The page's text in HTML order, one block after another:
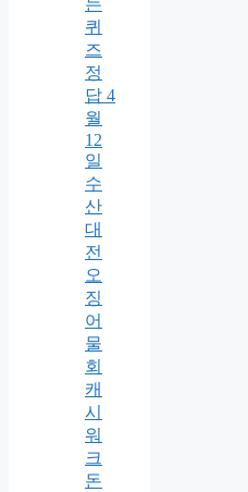
는
퀴
즈
정
답 4
월
12
일
수
산
대
전
오
징
어
물
회
캐
시
워
크
돈